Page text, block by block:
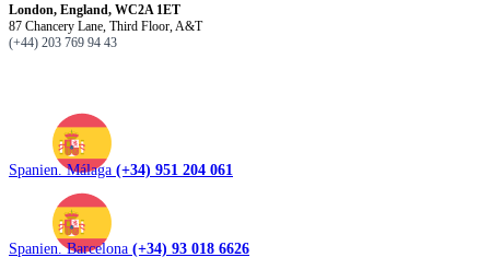
London, England, WC2A 1ET
87 Chancery Lane, Third Floor, A&T
(+44) 203 769 94 43
Spanien. Málaga (+34) 951 204 061
Spanien. Barcelona (+34) 93 018 6626